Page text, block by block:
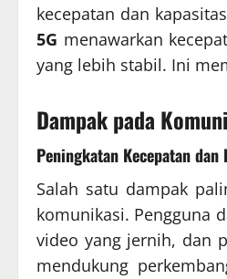
kecepatan dan
5G menawarkan
yang lebih stabil. Ini
Dampak pada
Peningkatan Kecepatan dan
Salah satu dampak
komunikasi. Pengguna
video yang jernih, dan
mendukung